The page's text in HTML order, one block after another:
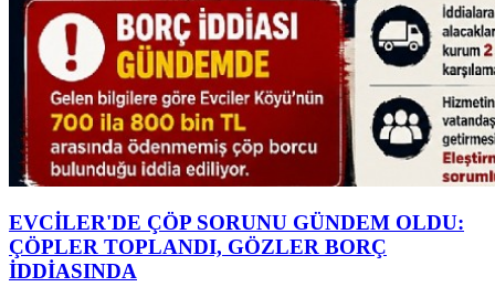
EVCİLER'DE ÇÖP SORUNU GÜNDEM OLDU:
ÇÖPLER TOPLANDI, GÖZLER BORÇ
İDDİASINDA